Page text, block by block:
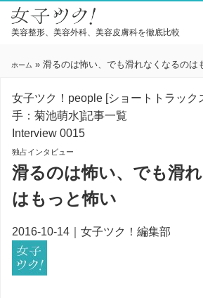
美容整形、美容外科、美容皮膚科を徹底比較
ホーム » 滑るのは怖い、でも滑れなくなるのは
女子ツク！people [ショートトラック
手：菊池萌水]記事一覧
Interview 0015
独占インタビュー
滑るのは怖い、でも滑
はもっと怖い
2016-10-14｜ 女子ツク！編集部